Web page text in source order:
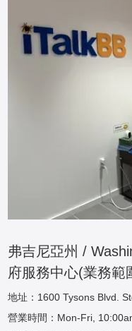
弗吉尼亞州 /
府服務中心(業務範
地址：1600 Tysons Blvd.
營業時間：Mon-Fri,